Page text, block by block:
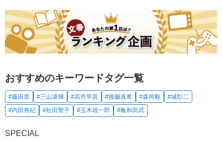
おすすめのキーワードタグ一覧
#藤田晋 #三山凌輝 #高市早苗 #後藤真希 #森岡毅
#城彰二
#内田有紀
#松田聖子 #玉木雄一郎 #亀和田武
SPECIAL